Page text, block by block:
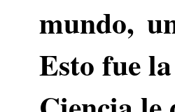
mundo,
Esto fue